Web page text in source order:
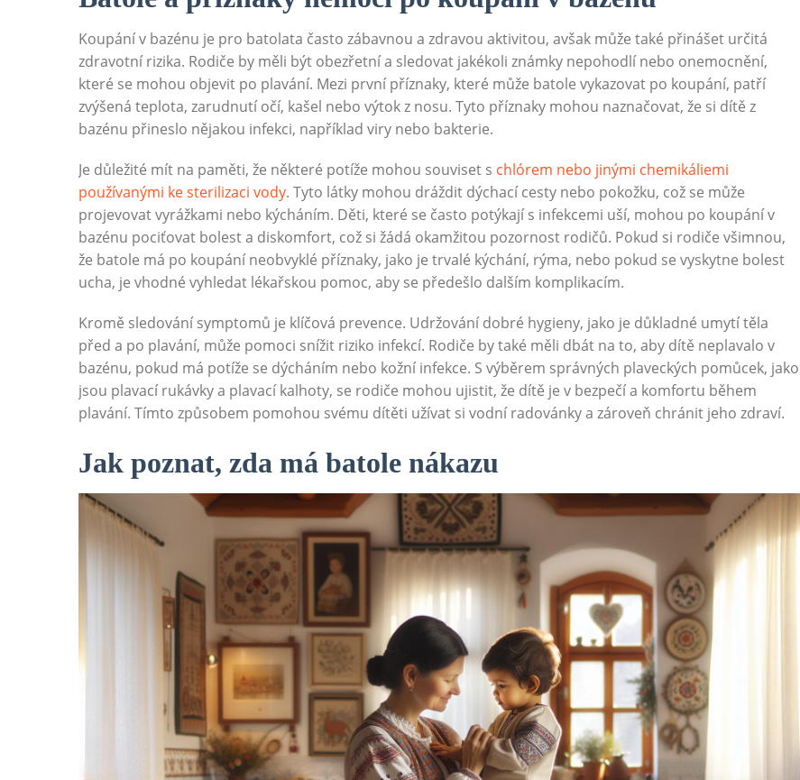
Koupání v bazénu je pro batolata často zábavnou a zdravou aktivitou, avšak může také přinášet určitá
zdravotní rizika. Rodiče by měli být obezřetní a sledovat jakékoli známky nepohodlí nebo onemocnění,
které se mohou objevit po plavání. Mezi první příznaky, které může batole vykazovat po koupání, patří
zvýšená teplota, zarudnutí očí, kašel nebo výtok z nosu. Tyto příznaky mohou naznačovat, že si dítě z
bazénu přineslo nějakou infekci, například viry nebo bakterie.
Je důležité mít na paměti, že některé potíže mohou souviset s chlórem nebo jinými chemikáliemi
používanými ke sterilizaci vody. Tyto látky mohou dráždit dýchací cesty nebo pokožku, což se může
projevovat vyrážkami nebo kýcháním. Děti, které se často potýkají s infekcemi uší, mohou po koupání v
bazénu pociťovat bolest a diskomfort, což si žádá okamžitou pozornost rodičů. Pokud si rodiče všimnou,
že batole má po koupání neobvyklé příznaky, jako je trvalé kýchání, rýma, nebo pokud se vyskytne bolest
ucha, je vhodné vyhledat lékařskou pomoc, aby se předešlo dalším komplikacím.
Kromě sledování symptomů je klíčová prevence. Udržování dobré hygieny, jako je důkladné umytí těla
před a po plavání, může pomoci snížit riziko infekcí. Rodiče by také měli dbát na to, aby dítě neplavalo v
bazénu, pokud má potíže se dýcháním nebo kožní infekce. S výběrem správných plaveckých pomůcek, jako
jsou plavací rukávky a plavací kalhoty, se rodiče mohou ujistit, že dítě je v bezpečí a komfortu během
plavání. Tímto způsobem pomohou svému dítěti užívat si vodní radovánky a zároveň chránit jeho zdraví.
Jak poznat, zda má batole nákazu